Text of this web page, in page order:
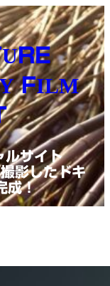
FILM
サイト
影したドキ
成！